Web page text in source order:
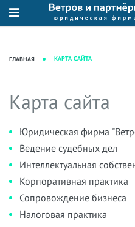
О нас
Подробнее о нас
Награды и рейтинги
Преимущества
фирмы
Кейсы
Вакансии
Юридические услуги
Ведение судебных дел
Корпоративная практика
Налоговая практика
Сопровождение бизнеса
Ведение уголовных дел
Защита активов
Ведение дел о банкротстве
База знаний
Журнал "Секреты
Новости
Аудиоподкасты
Видеоподкасты
Справочная
Вопросы-ответы
Вебинары и семинары
Прямые эфиры
ГЛАВНАЯ КАРТА САЙТА
Карта сайта
Юридическая фирма
Ведение судебных дел
Интеллектуальная
Корпоративная практика
Сопровождение бизнеса
Налоговая практика